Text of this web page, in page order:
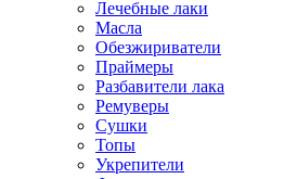
Лечебные лаки
Масла
Обезжириватели
Праймеры
Разбавители лака
Ремуверы
Сушки
Топы
Укрепители